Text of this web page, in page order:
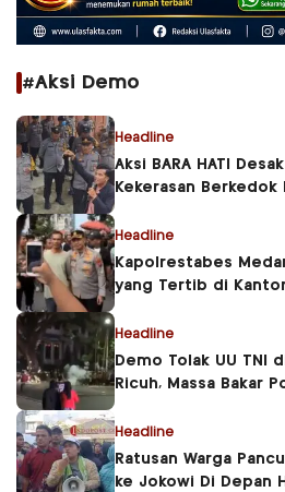
#Aksi Demo
Headline
Aksi BARA HATI
Kekerasan
Headline
Kapolrestabes
yang Tertib di
Headline
Demo Tolak UU TNI
Ricuh, Massa Bakar
Headline
Ratusan Warga
ke Jokowi Di Depan